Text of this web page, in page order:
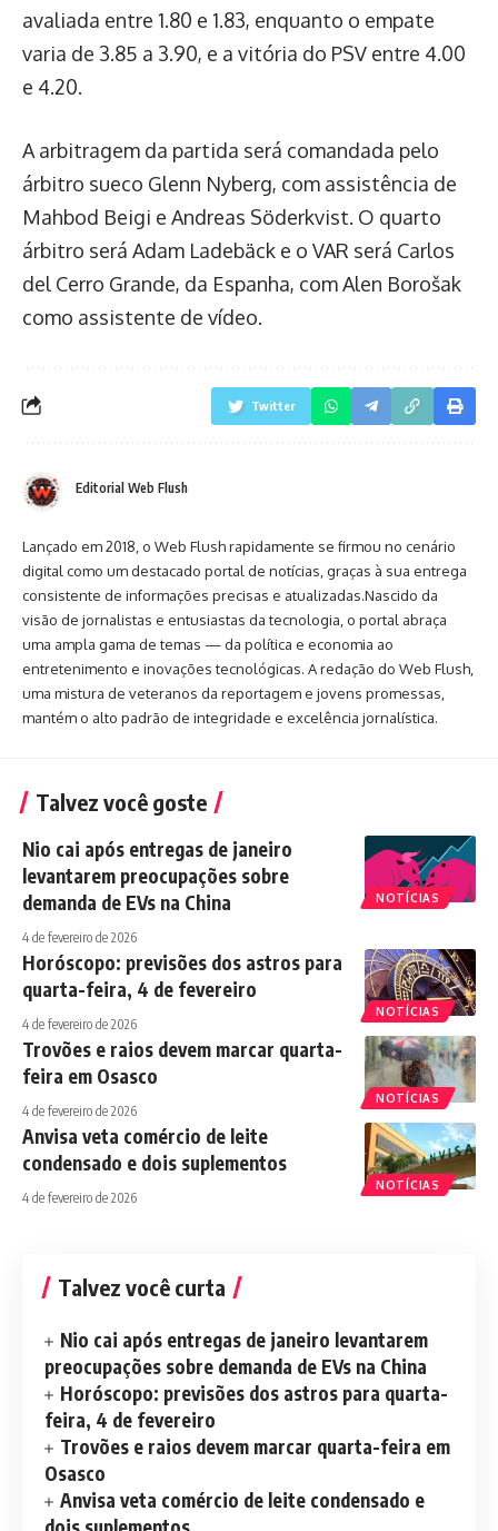
avaliada entre 1.80 e 1.83, enquanto o empate
varia de 3.85 a 3.90, e a vitória do PSV entre 4.00
e 4.20.
A arbitragem da partida será comandada pelo
árbitro sueco Glenn Nyberg, com assistência de
Mahbod Beigi e Andreas Söderkvist. O quarto
árbitro será Adam Ladebäck e o VAR será Carlos
del Cerro Grande, da Espanha, com Alen Borošak
como assistente de vídeo.
Twitter
Editorial Web Flush
Lançado em 2018, o Web Flush rapidamente se firmou no cenário
digital como um destacado portal de notícias, graças à sua entrega
consistente de informações precisas e atualizadas.Nascido da
visão de jornalistas e entusiastas da tecnologia, o portal abraça
uma ampla gama de temas — da política e economia ao
entretenimento e inovações tecnológicas. A redação do Web Flush,
uma mistura de veteranos da reportagem e jovens promessas,
mantém o alto padrão de integridade e excelência jornalística.
Talvez você goste
NOTÍCIAS
Nio cai após entregas de janeiro
levantarem preocupações sobre
demanda de EVs na China
4 de fevereiro de 2026
NOTÍCIAS
Horóscopo: previsões dos astros para
quarta-feira, 4 de fevereiro
4 de fevereiro de 2026
NOTÍCIAS
Trovões e raios devem marcar quarta-
feira em Osasco
4 de fevereiro de 2026
NOTÍCIAS
Anvisa veta comércio de leite
condensado e dois suplementos
4 de fevereiro de 2026
Talvez você curta
Nio cai após entregas de janeiro levantarem
preocupações sobre demanda de EVs na China
Horóscopo: previsões dos astros para quarta-
feira, 4 de fevereiro
Trovões e raios devem marcar quarta-feira em
Osasco
Anvisa veta comércio de leite condensado e
dois suplementos